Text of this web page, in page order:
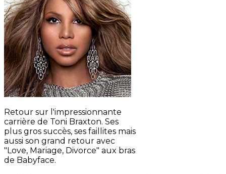
Retour sur l'impressionnante
carrière de Toni Braxton. Ses
plus gros succès, ses faillites mais
aussi son grand retour avec
"Love, Mariage, Divorce" aux bras
de Babyface.